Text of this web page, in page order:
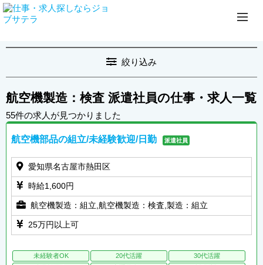
航空機製造：検査 派遣社員の仕事・求人一覧
55件の求人が見つかりました
航空機部品の組立/未経験歓迎/日勤 派遣社員
愛知県名古屋市熱田区
時給1,600円
航空機製造：組立,航空機製造：検査,製造：組立
25万円以上可
未経験者OK 20代活躍
30代活躍
絞り込み